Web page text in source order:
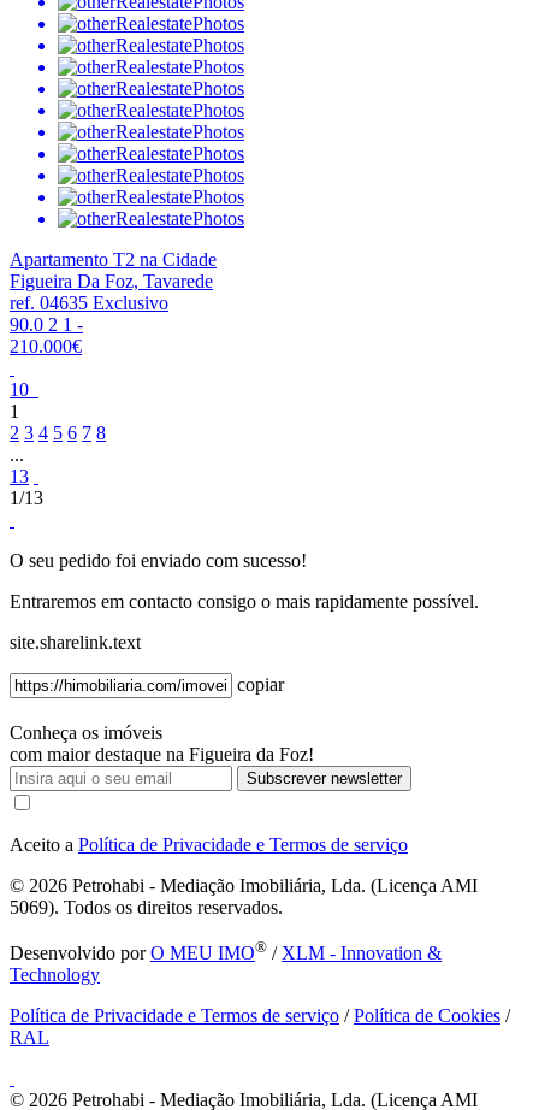
Apartamento T2 na Cidade
Figueira Da Foz, Tavarede
ref. 04635 Exclusivo
90.0 2 1 -
210.000€
10
1
2 3 4 5 6 7 8
...
13
1/13
O seu pedido foi enviado com sucesso!
Entraremos em contacto consigo o mais rapidamente possível.
site.sharelink.text
copiar
Conheça os imóveis
com maior destaque na Figueira da Foz!
Subscrever newsletter
Aceito a Política de Privacidade e Termos de serviço
© 2026 Petrohabi - Mediação Imobiliária, Lda. (Licença AMI
5069). Todos os direitos reservados.
Desenvolvido porO MEU IMO® / XLM - Innovation &
Technology
Política de Privacidade e Termos de serviço /Política de Cookies /
RAL
© 2026 Petrohabi - Mediação Imobiliária, Lda. (Licença AMI